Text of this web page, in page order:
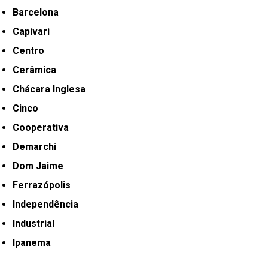
Barcelona
Capivari
Centro
Cerâmica
Chácara Inglesa
Cinco
Cooperativa
Demarchi
Dom Jaime
Ferrazópolis
Independência
Industrial
Ipanema